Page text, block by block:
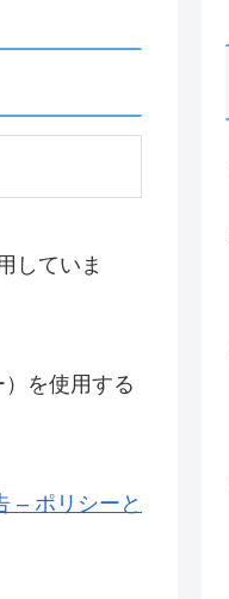
していま
を使用する
– ポリシーと